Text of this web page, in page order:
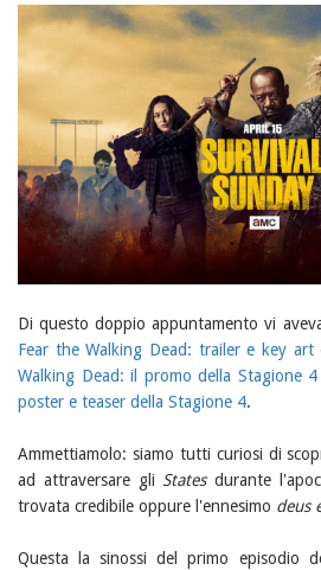
Di questo doppio appuntamento vi
Fear the Walking Dead: trailer e key art
Walking Dead: il promo della Stagione 4
poster e teaser della Stagione 4.
Ammettiamolo: siamo tutti curiosi di
ad attraversare gli Statesdurante
trovata credibile oppure l'ennesimo deus
Questa la sinossi del primo episodio